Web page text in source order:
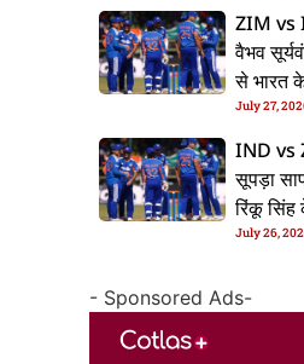
ZIM vs
वैभव
से भारत
स्वीप,
हारल
July 27,
IND vs
सूपड़ा
रिंकू सिंह
के मिल
July 26,
- Sponsored Ads-